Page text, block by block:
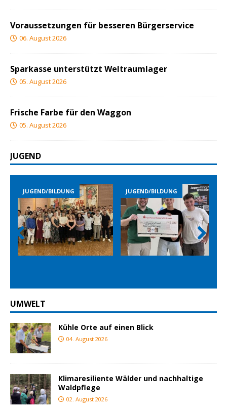
Voraussetzungen für besseren Bürgerservice
06. August 2026
Sparkasse unterstützt Weltraumlager
05. August 2026
Frische Farbe für den Waggon
05. August 2026
JUGEND
JUGEND/BILDUNG JUGEND/BILDUNG
Prev
ious
Nex
t
UMWELT
Kühle Orte auf einen Blick
04. August 2026
Klimaresiliente Wälder und nachhaltige
Waldpflege
02. August 2026